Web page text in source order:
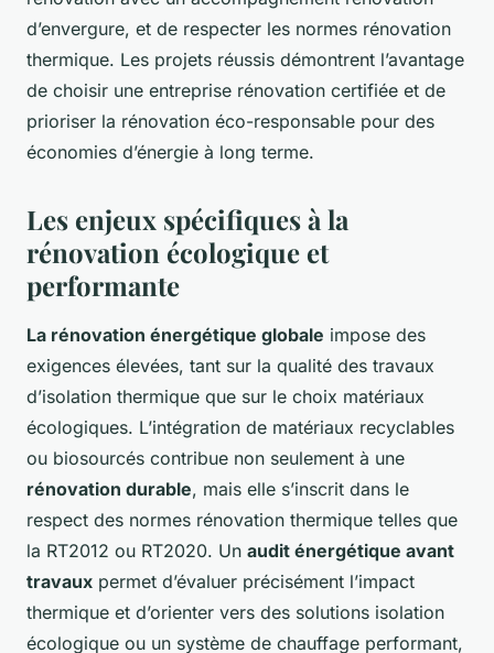
d’envergure, et de respecter les normes rénovation
thermique. Les projets réussis démontrent l’avantage
de choisir une entreprise rénovation certifiée et de
prioriser la rénovation éco-responsable pour des
économies d’énergie à long terme.
Les enjeux spécifiques à la
rénovation écologique et
performante
La rénovation énergétique globale impose des
exigences élevées, tant sur la qualité des travaux
d’isolation thermique que sur le choix matériaux
écologiques. L’intégration de matériaux recyclables
ou biosourcés contribue non seulement à une
rénovation durable, mais elle s’inscrit dans le
respect des normes rénovation thermique telles que
la RT2012 ou RT2020. Un audit énergétique avant
travaux permet d’évaluer précisément l’impact
thermique et d’orienter vers des solutions isolation
écologique ou un système de chauffage performant,